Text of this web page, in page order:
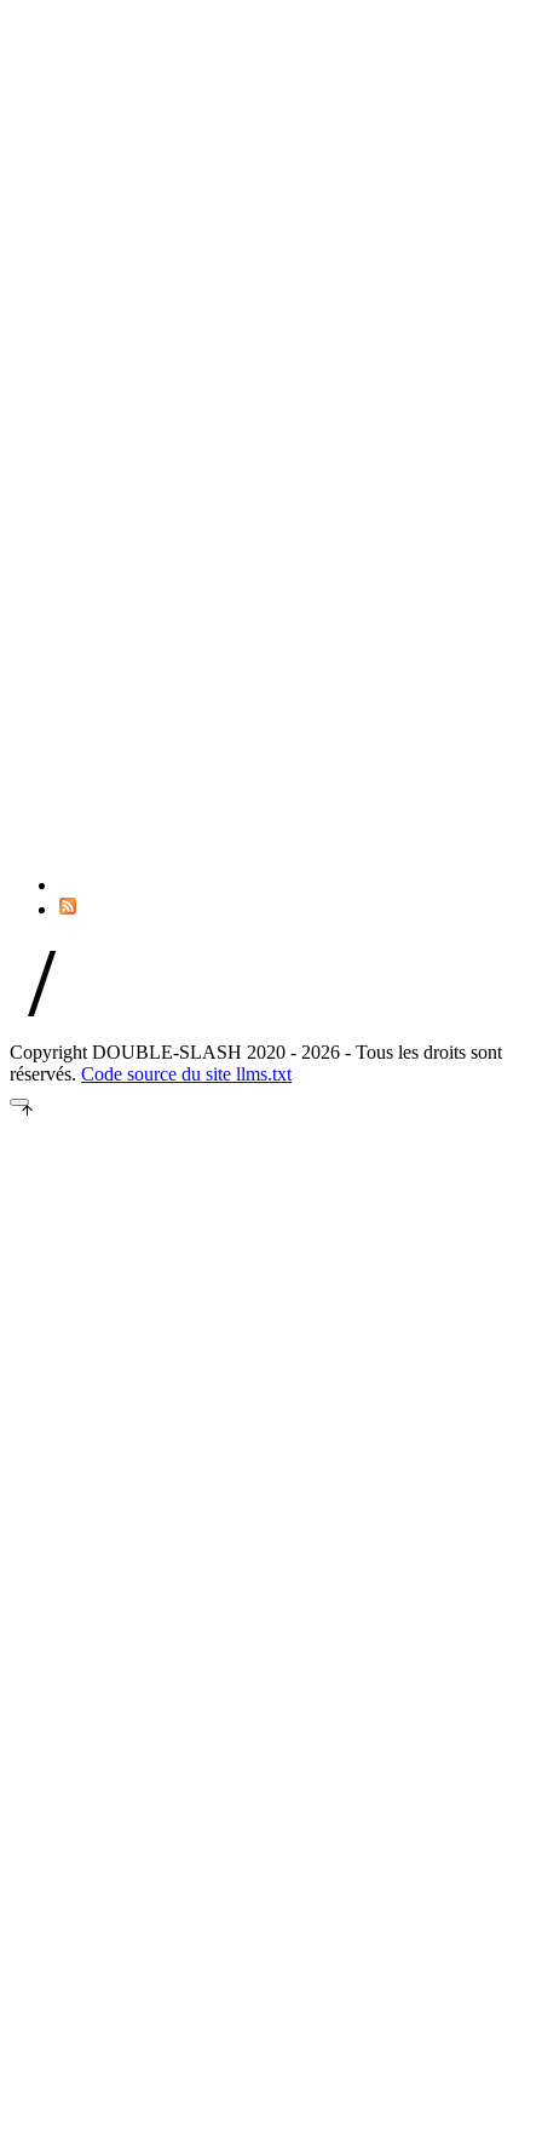
//
Copyright DOUBLE-SLASH 2020 - 2026 - Tous les droits sont
réservés. Code source du site llms.txt